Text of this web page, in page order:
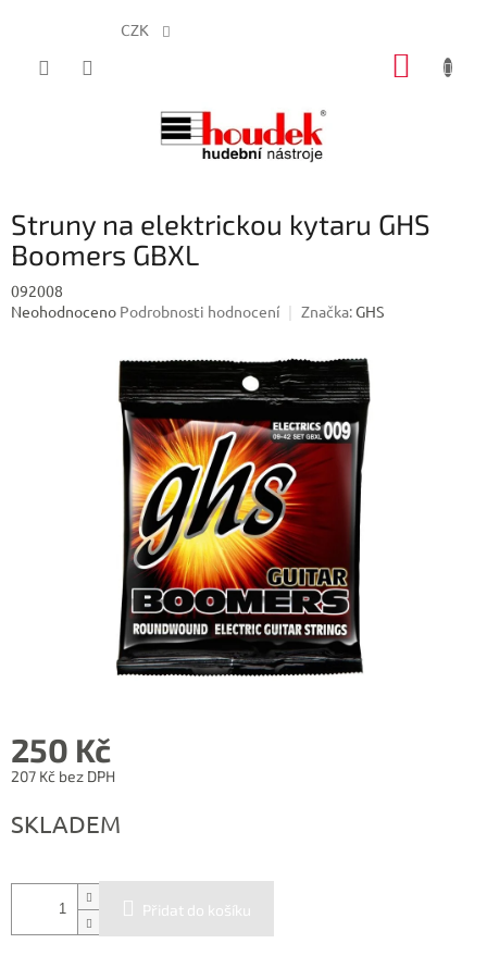
CZK
Struny na elektrickou kytaru GHS
Boomers GBXL
092008
Průměrné
Neohodnoceno Podrobnosti hodnocení Značka:GHS
250 Kč
207 Kč bez DPH
cena:
SKLADEM
Přidat do košíku